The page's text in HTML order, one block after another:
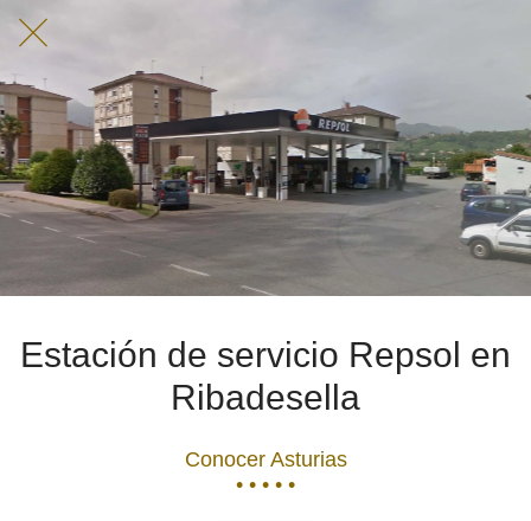
Estación de servicio Repsol en
Ribadesella
Conocer Asturias
• • • • •